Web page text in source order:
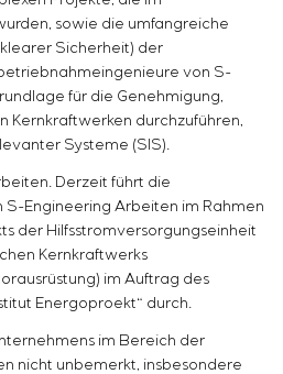
Modelle von
Algorithmen für optimale
mit anschließender
mit nicht
und mehrstufiger
und adaptiven
sowie die umfangreiche
Sicherheit) der
von S-
für die Genehmigung,
Kernkraftwerken durchzuführen,
Systeme (SIS).
Derzeit führt die
S-Engineering Arbeiten im Rahmen
der Hilfsstromversorgungseinheit
Kernkraftwerks
im Auftrag des
Energoproekt“ durch.
im Bereich der
nicht unbemerkt, insbesondere